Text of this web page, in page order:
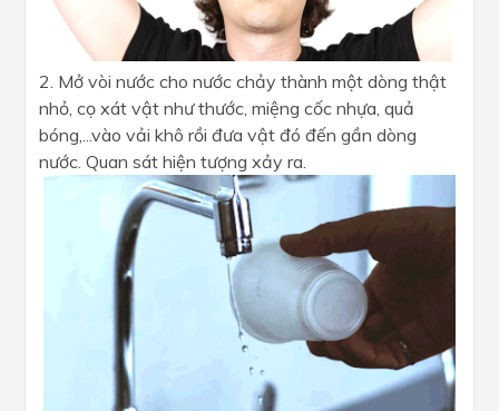
2. Mở vòi nước cho nước chảy thành một dòng thật
nhỏ, cọ xát vật như thước, miệng cốc nhựa, quả
bóng,...vào vải khô rồi đưa vật đó đến gần dòng
nước. Quan sát hiện tượng xảy ra.